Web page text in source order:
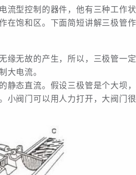
流型控制的器件，他有三种工作
在饱和区。下面简短讲解三极管
无故的产生，所以，三极管一定
大电流。
静态直流。假设三极管是个大坝
小阀门可以用人力打开，大阀门